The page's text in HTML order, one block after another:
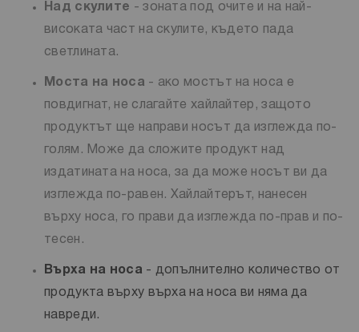
Над скулите - зоната под очите и на най-
високата част на скулите, където пада
светлината.
Моста на носа - ако мостът на носа е
повдигнат, не слагайте хайлайтер, защото
продуктът ще направи носът да изглежда по-
голям. Може да сложите продукт над
издатината на носа, за да може носът ви да
изглежда по-равен. Хайлайтерът, нанесен
върху носа, го прави да изглежда по-прав и по-
тесен.
Върха на носа - допълнително количество от
продукта върху върха на носа ви няма да
навреди.